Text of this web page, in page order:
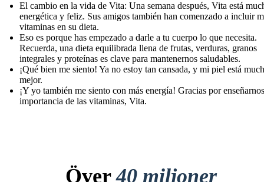
El cambio en la vida de Vita: Una semana después, Vita está
energética y feliz. Sus amigos también han comenzado a incluir
vitaminas en su dieta.
Eso es porque has empezado a darle a tu cuerpo lo que necesita.
Recuerda, una dieta equilibrada llena de frutas, verduras, granos
integrales y proteínas es clave para mantenernos saludables.
¡Qué bien me siento! Ya no estoy tan cansada, y mi piel está
mejor.
¡Y yo también me siento con más energía! Gracias por
importancia de las vitaminas, Vita.
Över40 miljoner